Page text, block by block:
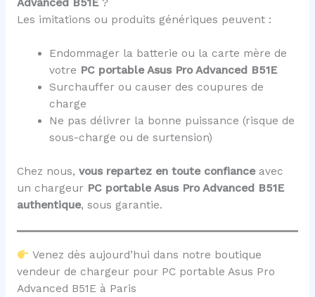
Les imitations ou produits génériques peuvent :
Endommager la batterie ou la carte mère de
votre PC portable Asus Pro Advanced B51E
Surchauffer ou causer des coupures de
charge
Ne pas délivrer la bonne puissance (risque de
sous-charge ou de surtension)
Chez nous, vous repartez en toute confianceavec
un chargeur PC portable Asus Pro Advanced B51E
authentique, sous garantie.
Venez dès aujourd’hui dans notre boutique
vendeur de chargeur pour PC portable Asus Pro
Advanced B51E à Paris